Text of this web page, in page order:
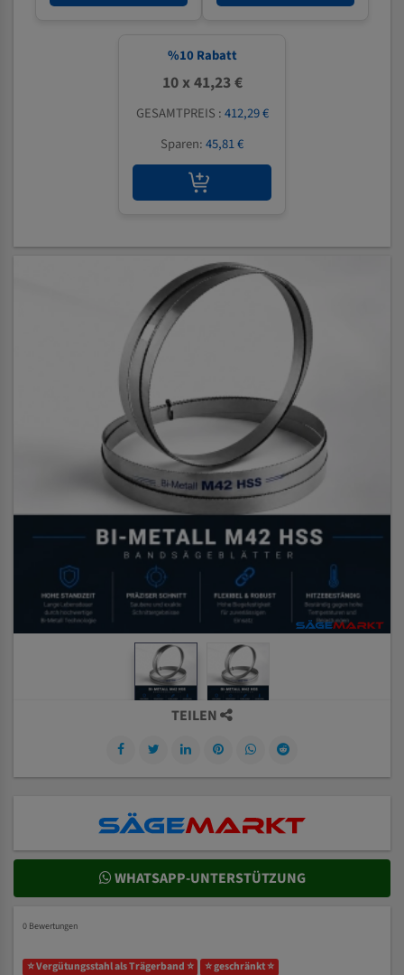
%10 Rabatt
10 x 41,23 €
GESAMTPREIS :412,29 €
Sparen:45,81 €
TEILEN
WHATSAPP-UNTERSTÜTZUNG
0 Bewertungen
⭐ Vergütungsstahl als Trägerband ⭐
⭐ geschränkt ⭐